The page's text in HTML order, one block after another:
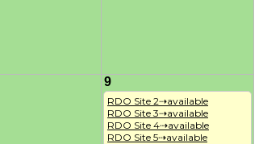
9
RDO Site 2⇢available
RDO Site 3⇢available
RDO Site 4⇢available
RDO Site 5⇢available